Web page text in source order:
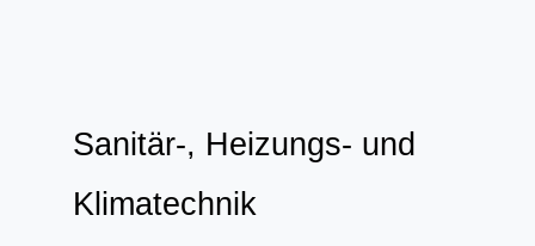
Sanitär-, Heizungs- und
Klimatechnik